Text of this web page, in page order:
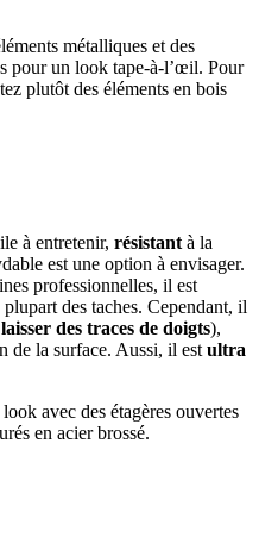
métalliques et des
pour un look tape-à-l’œil. Pour
plutôt des éléments en bois
à entretenir, résistant à la
est une option à envisager.
professionnelles, il est
plupart des taches. Cependant, il
laisser des traces de doigts),
de la surface. Aussi, il est ultra
avec des étagères ouvertes
en acier brossé.